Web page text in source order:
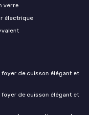
verre
électrique
foyer de cuisson élégant et
foyer de cuisson élégant et